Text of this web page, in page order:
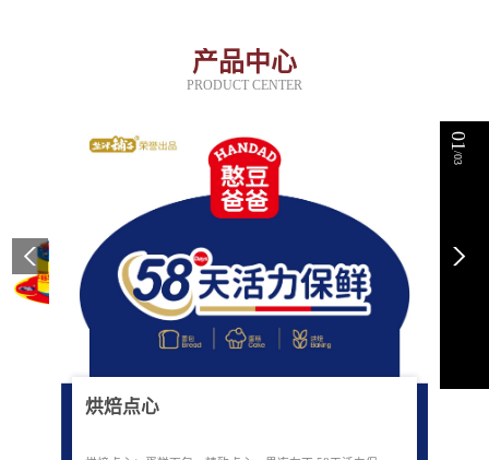
产品中心
PRODUCT CENTER
烘焙点心
01
/03